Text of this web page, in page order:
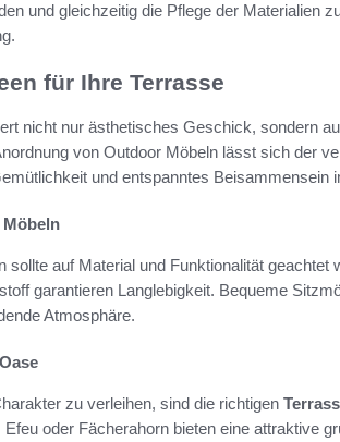
und gleichzeitig die Pflege der Materialien
für Ihre Terrasse
nicht nur ästhetisches Geschick, sondern
von Outdoor Möbeln lässt sich der
und entspanntes Beisammensein
sollte auf Material und Funktionalität geachtet
garantieren Langlebigkeit. Bequeme
Atmosphäre.
zu verleihen, sind die richtigen
oder Fächerahorn bieten eine attraktive